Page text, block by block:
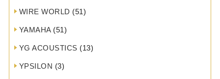
WIRE WORLD (51)
YAMAHA(51)
YG ACOUSTICS (13)
YPSILON (3)